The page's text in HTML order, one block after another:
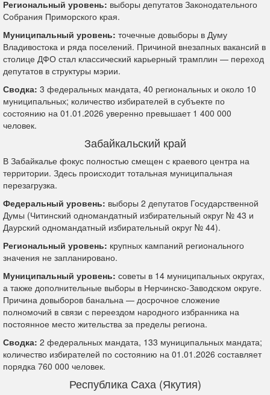
Региональный уровень: выборы депутатов Законодательного
Собрания Приморского края.
Муниципальный уровень: точечные довыборы в Думу
Владивостока и ряда поселений. Причиной внезапных вакансий в
столице ДФО стал классический карьерный трамплин — переход
депутатов в структуры мэрии.
Сводка: 3 федеральных мандата, 40 региональных и около 10
муниципальных; количество избирателей в субъекте по
состоянию на 01.01.2026 уверенно превышает 1 400 000
человек.
Забайкальский край
В Забайкалье фокус полностью смещен с краевого центра на
территории. Здесь происходит тотальная муниципальная
перезагрузка.
Федеральный уровень: выборы 2 депутатов Государственной
Думы (Читинский одномандатный избирательный округ № 43 и
Даурский одномандатный избирательный округ № 44).
Региональный уровень: крупных кампаний регионального
значения не запланировано.
Муниципальный уровень: советы в 14 муниципальных округах,
а также дополнительные выборы в Нерчинско-Заводском округе.
Причина довыборов банальна — досрочное сложение
полномочий в связи с переездом народного избранника на
постоянное место жительства за пределы региона.
Сводка: 2 федеральных мандата, 133 муниципальных мандата;
количество избирателей по состоянию на 01.01.2026 составляет
порядка 760 000 человек.
Республика Саха (Якутия)